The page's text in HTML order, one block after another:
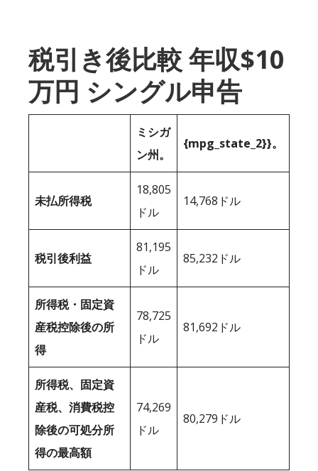
税引き後比較 年収$10
万円 シングル申告
ミシガ
ン州。
{mpg_state_2}}。
未払所得税
18,805
ドル
14,768ドル
税引後利益
81,195
ドル
85,232ドル
所得税・固定資
産税控除後の所
得
78,725
ドル
81,692ドル
所得税、固定資
産税、消費税控
除後の可処分所
得の最高額
74,269
ドル
80,279ドル